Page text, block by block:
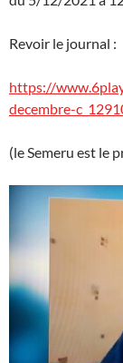
Revoir le journal :
https://
decembre-
(le Semeru est le